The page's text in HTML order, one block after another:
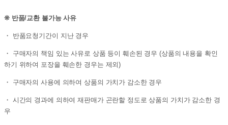
❊ 반품/교환 불가능 사유
・ 반품요청기간이 지난 경우
・ 구매자의 책임 있는 사유로 상품 등이 훼손된 경우 (상품의 내용을 확인
하기 위하여 포장을 훼손한 경우는 제외)
・ 구매자의 사용에 의하여 상품의 가치가 감소한 경우
・ 시간의 경과에 의하여 재판매가 곤란할 정도로 상품의 가치가 감소한 경
우